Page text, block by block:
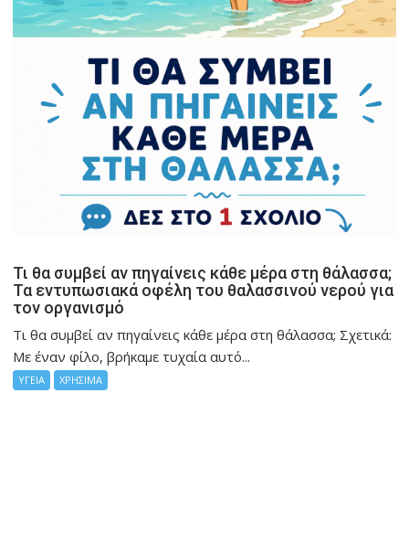
Τι θα συμβεί αν πηγαίνεις κάθε μέρα στη θάλασσα;
Τα εντυπωσιακά οφέλη του θαλασσινού νερού για
τον οργανισμό
Τι θα συμβεί αν πηγαίνεις κάθε μέρα στη θάλασσα; Σχετικά:
Με έναν φίλο, βρήκαμε τυχαία αυτό...
ΥΓΕΙΑ ΧΡΗΣΙΜΑ